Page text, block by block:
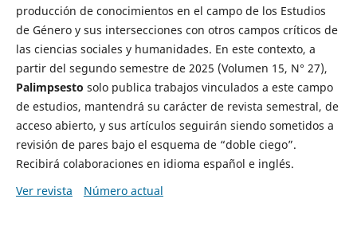
producción de conocimientos en el campo de los Estudios
de Género y sus intersecciones con otros campos críticos de
las ciencias sociales y humanidades. En este contexto, a
partir del segundo semestre de 2025 (Volumen 15, N° 27),
Palimpsesto solo publica trabajos vinculados a este campo
de estudios, mantendrá su carácter de revista semestral, de
acceso abierto, y sus artículos seguirán siendo sometidos a
revisión de pares bajo el esquema de “doble ciego”.
Recibirá colaboraciones en idioma español e inglés.
Ver revista
Número actual